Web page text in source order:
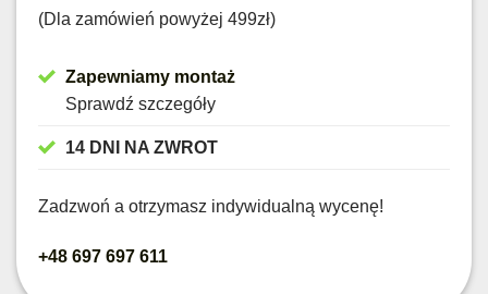
(Dla zamówień powyżej 499zł)
Zapewniamy montaż
Sprawdź szczegóły
14 DNI NA ZWROT
Zadzwoń a otrzymasz indywidualną wycenę!
+48 697 697 611